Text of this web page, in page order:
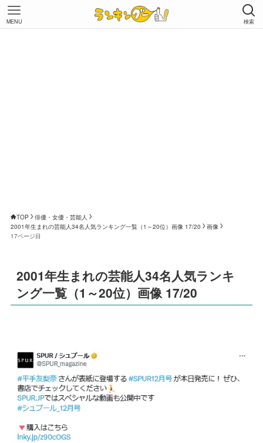
検索
MENU
TOP
俳優・女優・芸能人
2001年生まれの芸能人34名人気ランキング一覧（1～20位）画像 17/20
画像
17ページ目
2001年生まれの芸能人34名人気ランキ
ング一覧（1～20位）画像 17/20